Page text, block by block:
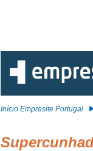
Início Empresite Portugal